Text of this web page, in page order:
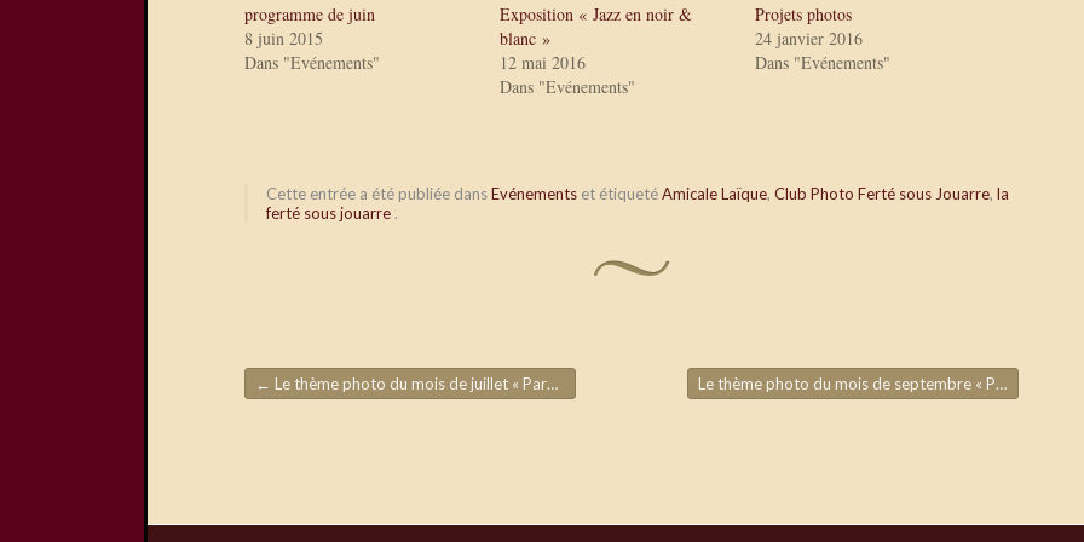
programme de juin
8 juin 2015
Dans "Evénements"
Exposition « Jazz en noir &
blanc »
12 mai 2016
Dans "Evénements"
Projets photos
24 janvier 2016
Dans "Evénements"
Cette entrée a été publiée dansEvénements et étiquetéAmicale Laïque, Club Photo Ferté sous Jouarre, la
ferté sous jouarre .
Navigation de l'article
← Le thème photo du mois de juillet « Parapluie » Le thème photo du mois de septembre « Photo de rue »